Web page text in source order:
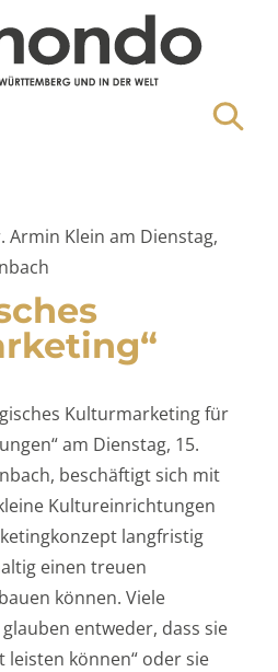
Armin Klein am Dienstag,
Kulturmarketing für
am Dienstag, 15.
beschäftigt sich mit
Kultureinrichtungen
langfristig
einen treuen
können. Viele
entweder, dass sie
leisten können“ oder sie